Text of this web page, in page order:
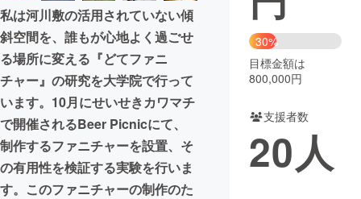
CAMPFIRE for Social Good
CAMPFIRE Creation
CAMPFIREふるさと納税
コミュニティ
私は河川敷の活用されていない傾
斜空間を、誰もが心地よく過ごせ
る場所に変える『どてファニ
チャー』の研究を大学院で行って
います。10月にせいせきカワマチ
で開催されるBeer Picnicにて、
制作するファニチャーを設置、そ
の有用性を検証する実験を行いま
す。このファニチャーの制作のた
30%
目標金額は
800,000円
支援者数
20人